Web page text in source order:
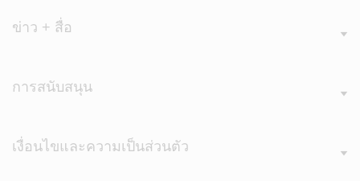
ข่าว + สื่อ
การสนับสนุน
เงื่อนไขและความเป็นส่วนตัว